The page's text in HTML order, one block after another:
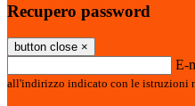
Recupero password
button close ×
E-
all'indirizzo indicato con le istruzioni